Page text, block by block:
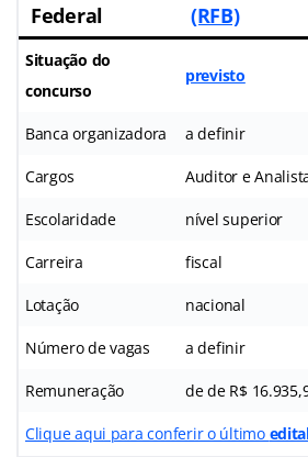
Federal
(RFB)
Situação do
concurso
previsto
Banca organizadora a definir
Cargos Auditor e
Escolaridade nível superior
Carreira fiscal
Lotação nacional
Número de vagas a definir
Remuneração de de R$
Clique aqui para conferir o último